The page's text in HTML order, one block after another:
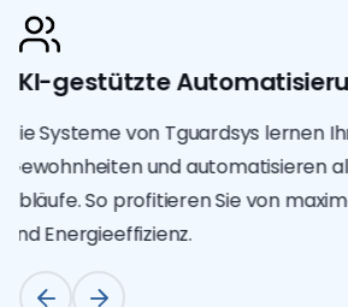
KI-gestützte
Die Systeme von Tguardsys lernen
Gewohnheiten und automatisieren
Abläufe. So profitieren Sie von
und Energieeffizienz.